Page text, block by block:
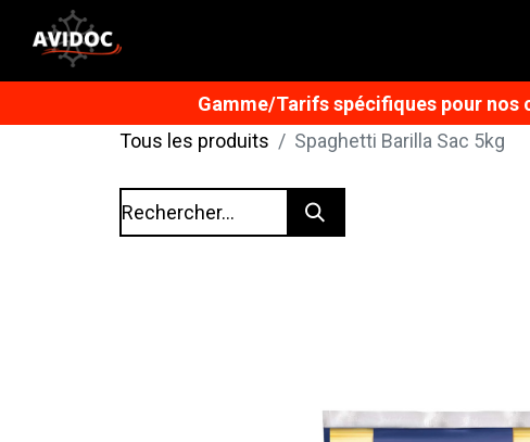
Gamme/Tarifs spécifiques pour
Tous les produits
Spaghetti Barilla Sac 5kg